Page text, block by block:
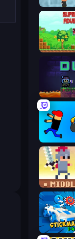
Super
Duo
Mini-Caps: